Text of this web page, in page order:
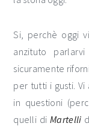
Si, perchè oggi
anzituto
sicuramente
per tutti i gusti.
in questioni
quelli diMartelli